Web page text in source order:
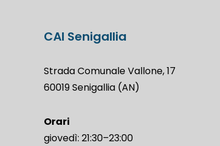
CAI Senigallia
Strada Comunale Vallone, 17
60019 Senigallia (AN)
Orari
giovedì: 21:30–23:00